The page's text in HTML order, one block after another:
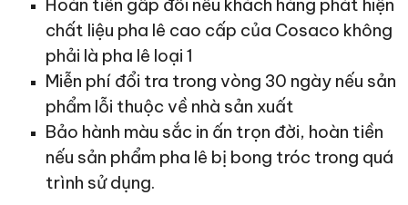
Hoàn tiền gấp đôi nếu khách hàng phát hiện
chất liệu pha lê cao cấp của Cosaco không
phải là pha lê loại 1
Miễn phí đổi tra trong vòng 30 ngày nếu sản
phẩm lỗi thuộc về nhà sản xuất
Bảo hành màu sắc in ấn trọn đời, hoàn tiền
nếu sản phẩm pha lê bị bong tróc trong quá
trình sử dụng.